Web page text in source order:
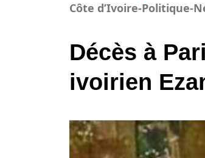
Côte d’Ivoire-Politique-
Décès à
ivoirien